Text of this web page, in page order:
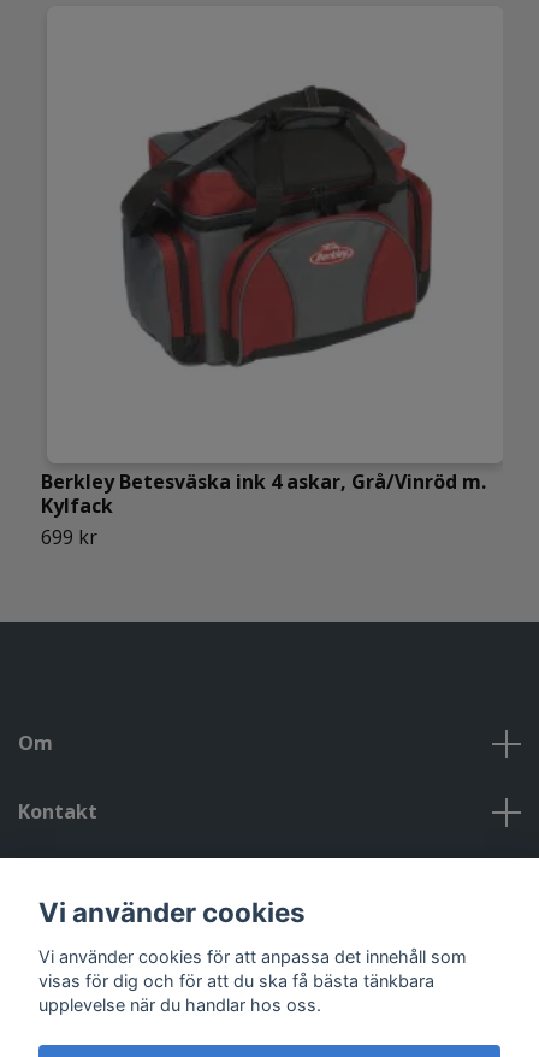
Berkley Betesväska ink 4 askar, Grå/Vinröd m.
Kylfack
699 kr
Om
Kontakt
Sociala medier
Vi använder cookies
Vi använder cookies för att anpassa det innehåll som
visas för dig och för att du ska få bästa tänkbara
upplevelse när du handlar hos oss.